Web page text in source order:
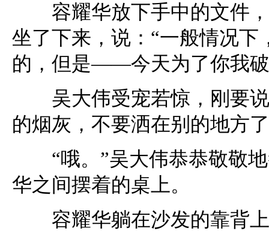
容耀华放下手中的文件，
坐了下来，说：“一般情况
的，但是——今天为了你我
吴大伟受宠若惊，刚要说
的烟灰，不要洒在别的地方
“哦。”吴大伟恭恭敬敬地
华之间摆着的桌上。
容耀华躺在沙发的靠背上